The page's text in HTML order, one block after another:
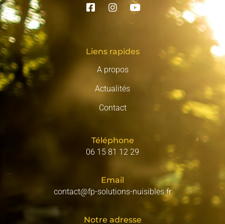
Liens rapides
A propos
Actualités
Contact
Téléphone
06 15 81 12 29
Email
contact@fp-solutions-nuisibles.fr
Notre adresse